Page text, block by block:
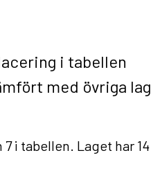
i tabellen
med övriga lag
i tabellen. Laget har 14